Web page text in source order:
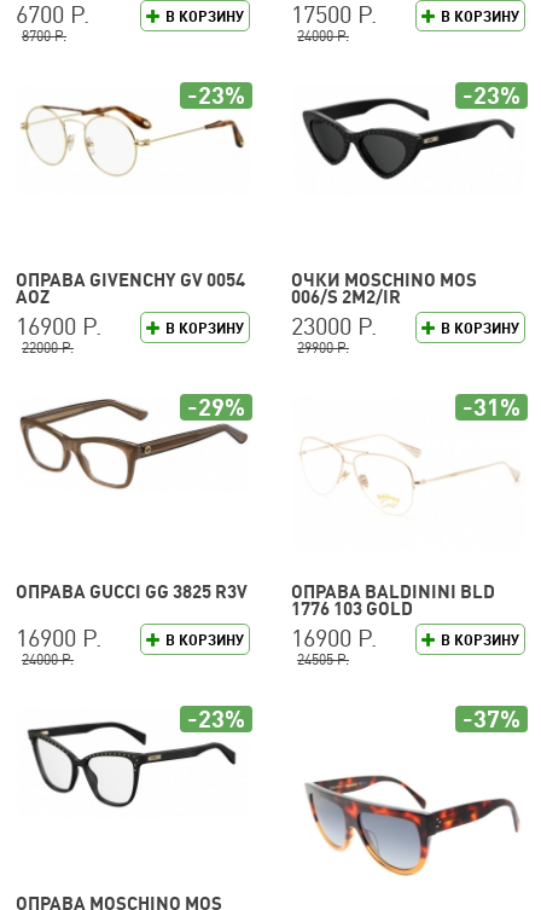
В КОРЗИНУ
6700 Р.
8700 Р.
В КОРЗИНУ
17500 Р.
24000 Р.
ОПРАВА GIVENCHY GV 0054
AOZ
В КОРЗИНУ
16900 Р.
22000 Р.
-23%
ОЧКИ MOSCHINO MOS
006/S 2M2/IR
В КОРЗИНУ
23000 Р.
29900 Р.
-23%
ОПРАВА GUCCI GG 3825 R3V
В КОРЗИНУ
16900 Р.
24000 Р.
-29%
ОПРАВА BALDININI BLD
1776 103 GOLD
В КОРЗИНУ
16900 Р.
24505 Р.
-31%
ОПРАВА MOSCHINO MOS
-23% -37%